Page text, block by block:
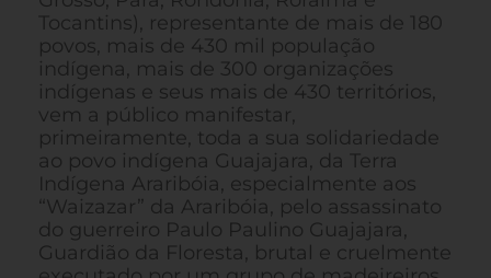
Tocantins), representante de mais de 180
povos, mais de 430 mil população
indígena, mais de 300 organizações
indígenas e seus mais de 430 territórios,
vem a público manifestar,
primeiramente, toda a sua solidariedade
ao povo indígena Guajajara, da Terra
Indígena Araribóia, especialmente aos
“Waizazar” da Araribóia, pelo assassinato
do guerreiro Paulo Paulino Guajajara,
Guardião da Floresta, brutal e cruelmente